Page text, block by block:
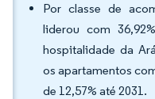
Por classe de
liderou com
hospitalidade da
os apartamentos
de 12,57% até 2031.